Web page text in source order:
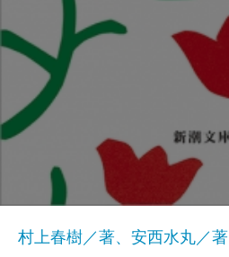
村上春樹／著、安西水丸／著